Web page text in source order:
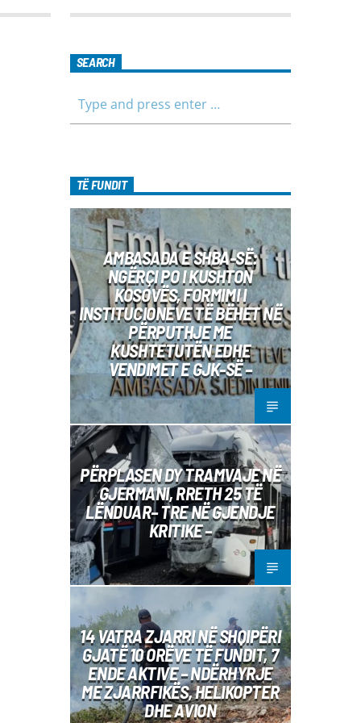
ngrohtë, duke ju shoqëruar në orët e
larmishme dhe të dobishme për të
gjithë familjen.
SEARCH
TË FUNDIT
AMBASADA E SHBA-SË:
NGËRÇI PO I KUSHTON
KOSOVËS, FORMIMI I
INSTITUCIONEVE TË BËHET NË
PËRPUTHJE ME
KUSHTETUTËN EDHE
VENDIMET E GJK-SË –
PËRPLASEN DY TRAMVAJE NË
GJERMANI, RRETH 25 TË
LËNDUAR– TRE NË GJENDJE
KRITIKE –
14 VATRA ZJARRI NË SHQIPËRI
GJATË 10 ORËVE TË FUNDIT, 7
ENDE AKTIVE – NDËRHYRJE
ME ZJARRFIKËS, HELIKOPTER
DHE AVION